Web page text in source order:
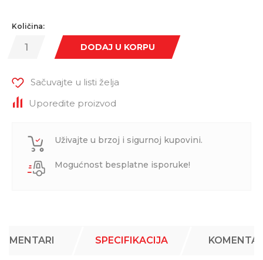
Količina:
DODAJ U KORPU
Sačuvajte u listi želja
Uporedite proizvod
Uživajte u brzoj i sigurnoj kupovini.
Mogućnost besplatne isporuke!
SPECIFIKACIJA